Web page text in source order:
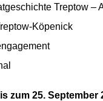
Treptow –
Köpenick
zum 25. September